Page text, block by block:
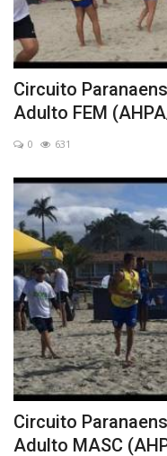
Circuito
Adulto FEM
0 631
Circuito
Adulto MASC